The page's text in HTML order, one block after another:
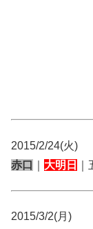
2015/2/24(火)
赤口
大明日
2015/3/2(月)